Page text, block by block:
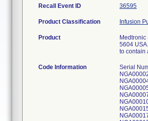
Recall Event ID 36595
Product Classification Infusion
Product
5604
to contain
Code Information Serial Numbers : For recalls Z-0739-0746-2008; NGA000015R, NGA000017R, NGA000018R, NGA000020R, NGA000021R, NGA000022R, NGA000024R, NGA000025R, NGA000028R, NGA000034R, NGA000036R, NGA000037R, NGA000038R, NGA000040R, NGA000041R, NGA000042R, NGA000043R, NGA000051R, NGA000052R, NGA000053R, NGA000055R, NGA000056R, NGA000057R, NGA000058R, NGA000059R, NGA000061R, NGA000062R, NGA000066R, NGA000067R, NGA000071R, NGA000072R, NGA000074R, NGA000075R, NGA000076R, NGA000077R, NGA000078R, NGA000090R, NGA000100R, NGA000105R, NGA000125R, NGA000132R, NGA000136R, NGA000140R, NGA000144R, NGA000151R, NGA000159R, NGA000161R, NGA000161R, NGA000173R, NGA000174R, NGA000175R, NGA000176R, NGA000176R, NGA000177R, NGA000179R, NGA000180R, NGA000183R, NGA000186R, NGA000188R, NGA000190R, NGA000191R, NGA000192R, NGA000193R, NGA000195R,